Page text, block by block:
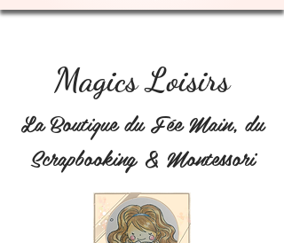
Magics Loisirs
La Boutique du Fée Main, du
Scrapbooking & Montessori